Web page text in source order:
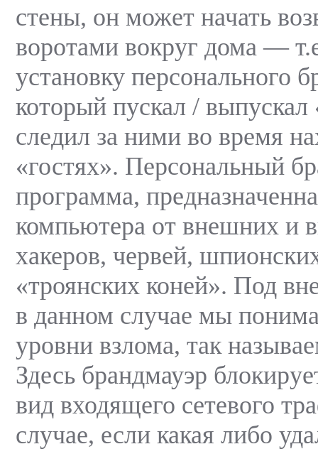
стены, он может начать
воротами вокруг дома —
установку персонального
который пускал / выпускал
следил за ними во время
«гостях». Персональный
программа,
компьютера от внешних и
хакеров, червей,
«троянских коней». Под
в данном случае мы
уровни взлома, так
Здесь брандмауэр
вид входящего сетевого
случае, если какая либо